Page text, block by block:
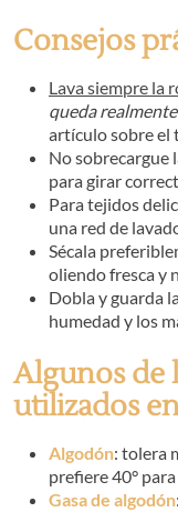
Consejos
Lava siempre la
queda realmente
artículo sobre el
No sobrecargue
para girar
Para tejidos
una red de
Sécala
oliendo fresca y
Dobla y guarda
humedad y los
Algunos de
utilizados
Algodón: tolera
prefiere 40°
Gasa de algodón